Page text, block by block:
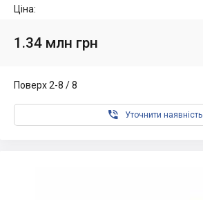
Ціна:
1.34 млн грн
Поверх 2-8 / 8
 Уточнити наявність